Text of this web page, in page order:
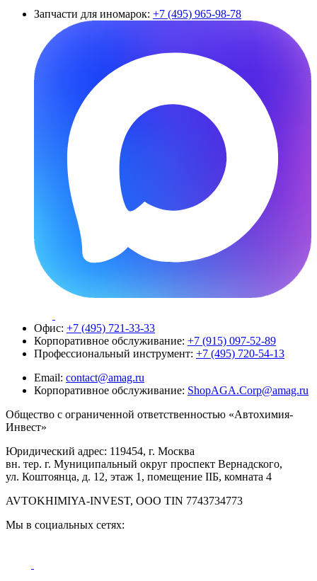
Запчасти для иномарок: +7 (495) 965-98-78
Офис: +7 (495) 721-33-33
Корпоративное обслуживание: +7 (915) 097-52-89
Профессиональный инструмент: +7 (495) 720-54-13
Email: contact@amag.ru
Корпоративное обслуживание: ShopAGA.Corp@amag.ru
Общество с ограниченной ответственностью «Автохимия-
Инвест»
Юридический адрес: 119454, г. Москва
вн. тер. г. Муниципальный округ проспект Вернадского,
ул. Коштоянца, д. 12, этаж 1, помещение IIБ, комната 4
AVTOKHIMIYA-INVEST, OOO TIN 7743734773
Мы в социальных сетях: